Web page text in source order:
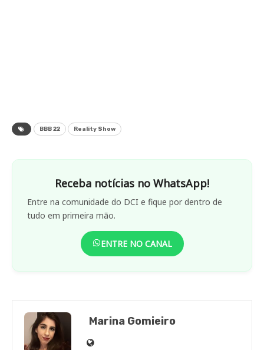
BBB 22 Reality Show
Receba notícias no WhatsApp!
Entre na comunidade do DCI e fique por dentro de
tudo em primeira mão.
ENTRE NO CANAL
Marina Gomieiro
Site